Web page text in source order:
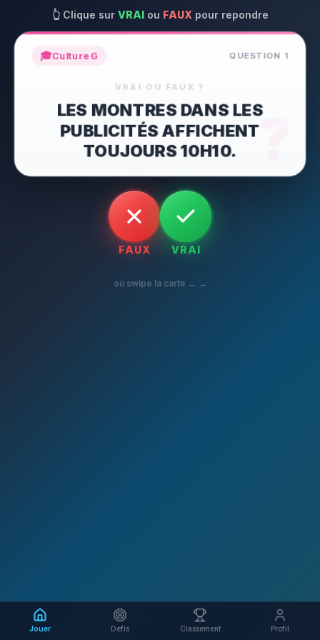
👆Clique sur VRAI ou FAUX pour repondre
?
🎓Culture G QUESTION1
VRAI OU FAUX ?
LES MONTRES DANS LES
PUBLICITÉS AFFICHENT
TOUJOURS 10H10.
FAUX VRAI
ou swipe la carte ← →
Jouer Defis Classement Profil